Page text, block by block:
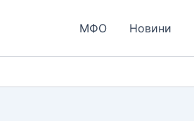
МФО Новини